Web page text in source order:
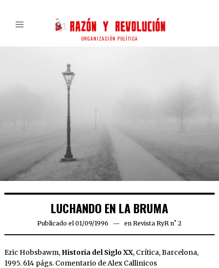
ORGANIZACIÓN POLÍTICA
LUCHANDO EN LA BRUMA
Publicado el 01/09/1996 18/04/2020
en Revista RyR n˚ 2
Eric Hobsbawm, Historia del Siglo XX, Crítica, Barcelona,
1995. 614 págs. Comentario de Alex Callinicos